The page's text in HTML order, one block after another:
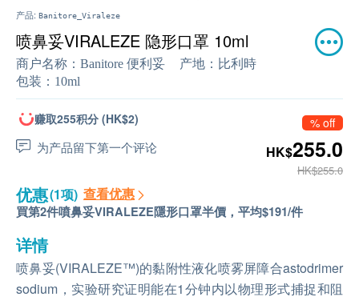
产品: Banitore_Viraleze
喷鼻妥VIRALEZE 隐形口罩 10ml
商户名称： Banitore 便利妥 产地： 比利時
包装： 10ml
赚取255积分 (HK$2)
为产品留下第一个评论
% off
HK$255.0
HK$255.0
优惠(1项) 查看优惠
買第2件噴鼻妥VIRALEZE隱形口罩半價，平均$191/件
详情
喷鼻妥(VIRALEZE™)的黏附性液化喷雾屏障合astodrimer
sodium，实验研究证明能在1分钟内以物理形式捕捉和阻